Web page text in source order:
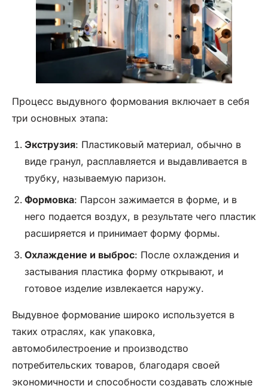
Процесс выдувного формования включает в себя
три основных этапа:
Экструзия: Пластиковый материал, обычно в
виде гранул, расплавляется и выдавливается в
трубку, называемую паризон.
Формовка: Парсон зажимается в форме, и в
него подается воздух, в результате чего пластик
расширяется и принимает форму формы.
Охлаждение и выброс: После охлаждения и
застывания пластика форму открывают, и
готовое изделие извлекается наружу.
Выдувное формование широко используется в
таких отраслях, как упаковка,
автомобилестроение и производство
потребительских товаров, благодаря своей
экономичности и способности создавать сложные